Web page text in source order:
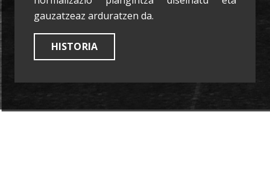
gauzatzeaz arduratzen da.
HISTORIA